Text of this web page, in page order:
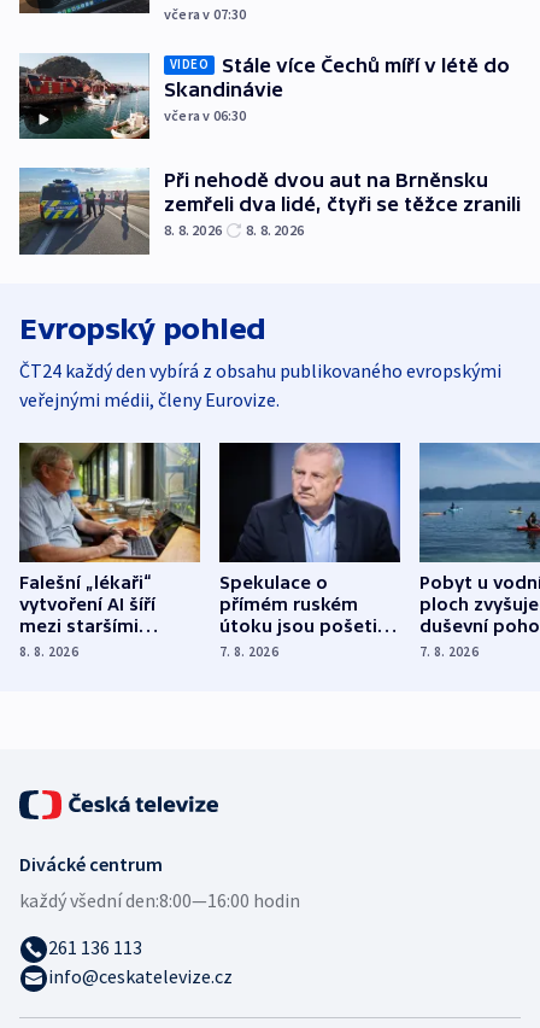
včera v 07:30
VIDEO
Stále více Čechů míří v létě do
Skandinávie
včera v 06:30
Při nehodě dvou aut na Brněnsku
zemřeli dva lidé, čtyři se těžce zranili
8. 8. 2026 8. 8. 2026
Evropský pohled
ČT24 každý den vybírá z obsahu publikovaného evropskými
veřejnými médii, členy Eurovize.
Falešní „lékaři“
vytvoření AI šíří
mezi staršími
Poláky nebezpečné
8. 8. 2026
Spekulace o
přímém ruském
útoku jsou pošetilé,
míní estonský
7. 8. 2026
Pobyt u
ploch zvyšuje
duševní
ukázala
7. 8. 2026
Divácké centrum
každý všední den:8:00—16:00 hodin
261 136 113
info@ceskatelevize.cz